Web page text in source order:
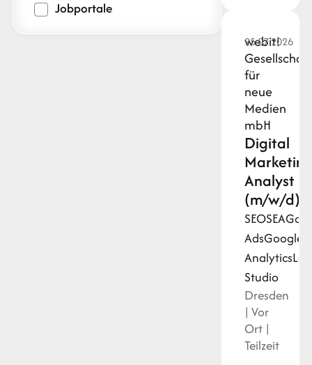
Jobportale
webit!
Gesellschaft
für
neue
Medien
mbH
Digital
Analyst
(m/w/d)
25.07.2026
SEOSEA
AdsGoogle
Analytics
Studio
Dresden
| Vor
Ort |
Teilzeit